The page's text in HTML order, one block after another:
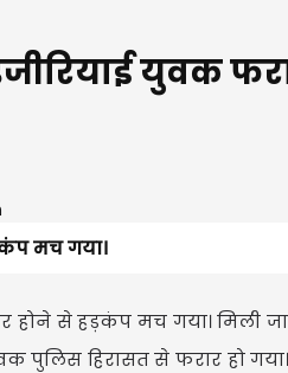
युवक
मच गया।
होने से हड़कंप मच गया। मिली
पुलिस हिरासत से फरार हो